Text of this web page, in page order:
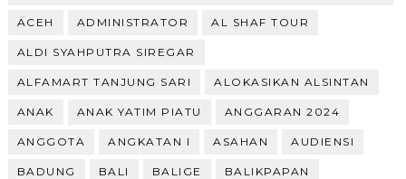
ACEH ADMINISTRATOR AL SHAF TOUR
ALDI SYAHPUTRA SIREGAR
ALFAMART TANJUNG SARI ALOKASIKAN ALSINTAN
ANAK ANAK YATIM PIATU ANGGARAN 2024
ANGGOTA ANGKATAN I ASAHAN AUDIENSI
BADUNG BALI BALIGE BALIKPAPAN